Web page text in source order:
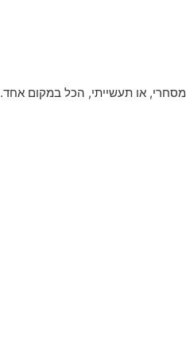
מסחרי, או תעשייתי, הכל במקום אחד.